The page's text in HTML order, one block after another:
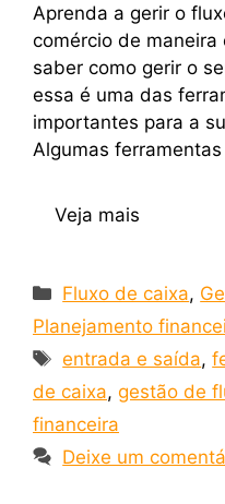
Aprenda a gerir o
comércio de
saber como gerir o
essa é uma das
importantes para a
Algumas
Veja mais
Fluxo de caixa,
Planejamento
entrada e saída,
de caixa, gestão de
financeira
Deixe um